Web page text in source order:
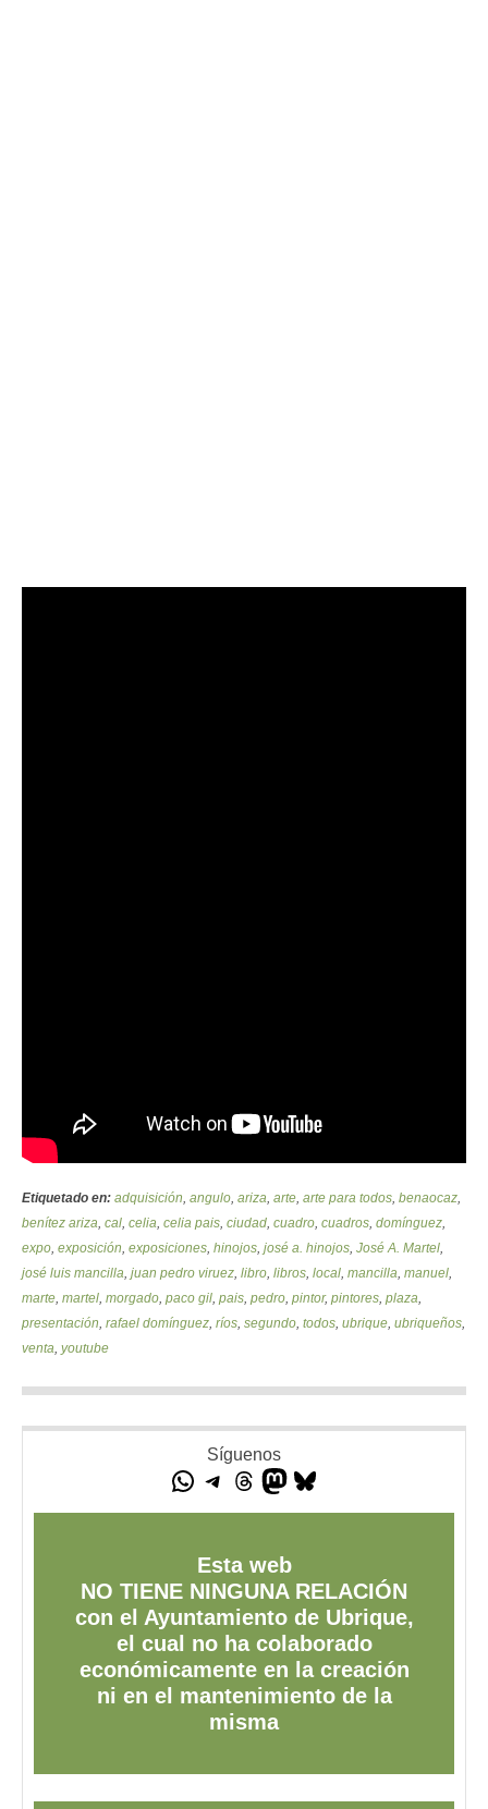
Etiquetado en: adquisición, angulo, ariza, arte, arte para todos, benaocaz,
benítez ariza, cal, celia, celia pais, ciudad, cuadro, cuadros, domínguez,
expo, exposición, exposiciones, hinojos, josé a. hinojos, José A. Martel,
josé luis mancilla, juan pedro viruez, libro, libros, local, mancilla, manuel,
marte, martel, morgado, paco gil, pais, pedro, pintor, pintores, plaza,
presentación, rafael domínguez, ríos, segundo, todos, ubrique, ubriqueños,
venta, youtube
Síguenos
Esta web
NO TIENE NINGUNA RELACIÓN
con el Ayuntamiento de Ubrique,
el cual no ha colaborado
económicamente en la creación
ni en el mantenimiento de la
misma